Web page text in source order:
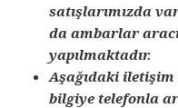
satışlarımızda
da ambarlar
yapılmaktadır.
Aşağıdaki
bilgiye telefonla